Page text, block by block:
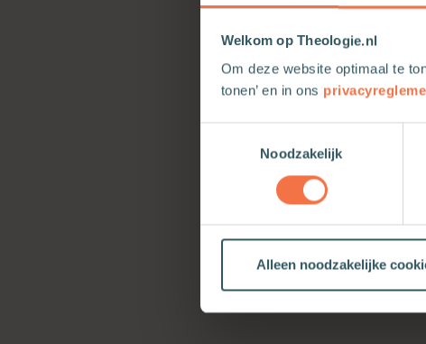
Welkom op Theologie.nl
Om deze website optimaal te
tonen’ en in ons
Noodzakelijk
Alleen noodzakelijke